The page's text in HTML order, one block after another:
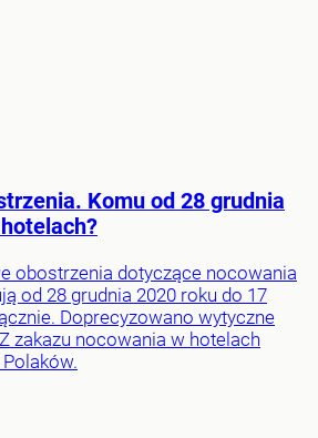
Komu od 28 grudnia
obostrzenia dotyczące nocowania
od 28 grudnia 2020 roku do 17
Doprecyzowano wytyczne
zakazu nocowania w hotelach